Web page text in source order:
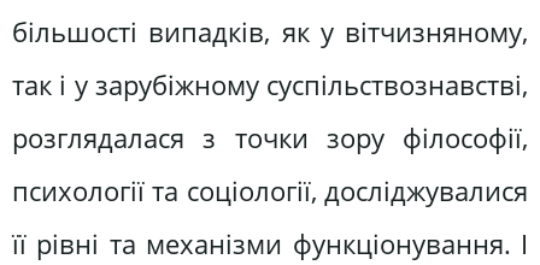
більшості випадків, як у вітчизняному,
так і у зарубіжному суспільствознавстві,
розглядалася з точки зору філософії,
психології та соціології, досліджувалися
її рівні та механізми функціонування. І